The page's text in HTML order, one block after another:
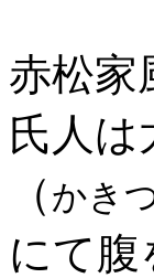
赤松家
氏人は
（ かき
にて腹